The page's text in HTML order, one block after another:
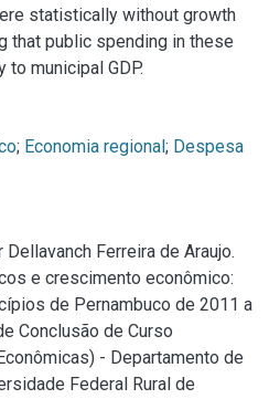
statistically without growth
that public spending in these
municipal GDP.
; Economia regional; Despesa
Ferreira de Araujo.
e crescimento econômico:
de Pernambuco de 2011 a
Conclusão de Curso
- Departamento de
Federal Rural de